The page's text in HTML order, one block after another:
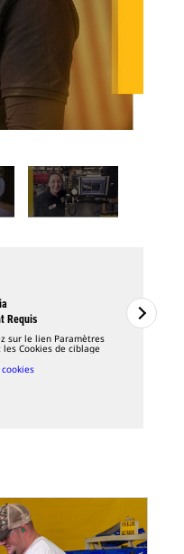
Requis
sur le lien Paramètres
Cookies de ciblage